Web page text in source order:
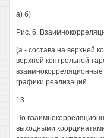
а) б)
Рис. 6.
(а - состава на верхней
верхней контрольной
графики реализаций.
13
По
выходными